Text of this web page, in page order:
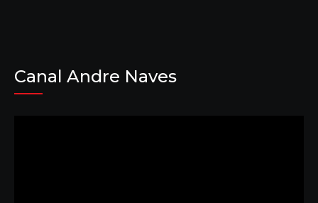
Canal Andre Naves